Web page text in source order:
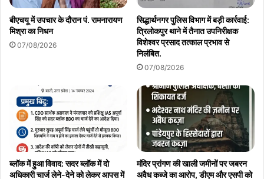
बीएचयू में उपचार के दौरान पं. रामनारायण
मिश्रा का निधन
07/08/2026
सिद्धार्थनगर पुलिस विभाग में बड़ी कार्रवाई:
त्रिलोकपुर थाने में तैनात उपनिरीक्षक
विशेश्वर प्रसाद तत्काल प्रभाव से
निलंबित.
07/08/2026
ब्लॉक में हुआ विवाद: सदर ब्लॉक में दो
अधिकारी चार्ज लेने-देने को लेकर आपस में
मंदिर प्रांगण की खाली जमीनों पर जबरन
अवैध कब्जे का आरोप, डीएम और एसपी को